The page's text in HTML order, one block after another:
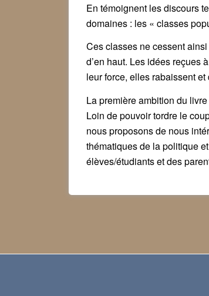
En témoignent les discours
domaines : les « classes
Ces classes ne cessent
d’en haut. Les idées reçues
leur force, elles rabaissent
La première ambition du
Loin de pouvoir tordre le
nous proposons de nous
thématiques de la politique
élèves/étudiants et des